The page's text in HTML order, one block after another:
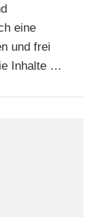
eine
und frei
Inhalte …